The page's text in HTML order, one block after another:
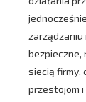
zarządzaniu
bezpieczne,
siecią firmy,
przestojom